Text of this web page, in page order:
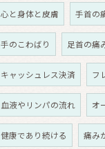
心と身体と皮膚 手首の
手のこわばり 足首の痛
キャッシュレス決済 フ
血液やリンパの流れ オ
健康であり続ける 痛み